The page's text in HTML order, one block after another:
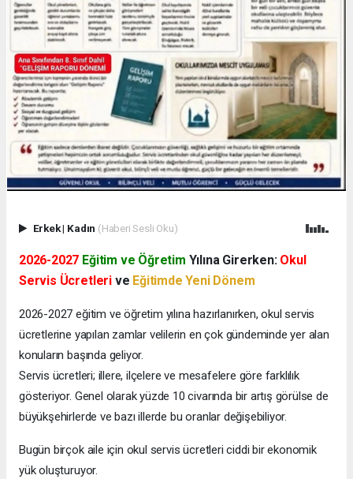
Erkek| Kadın (Haberi Sesli Oku)
2026-2027 Eğitim ve Öğretim Yılına Girerken: Okul
Servis Ücretleri ve Eğitimde Yeni Dönem
2026-2027 eğitim ve öğretim yılına hazırlanırken, okul servis
ücretlerine yapılan zamlar velilerin en çok gündeminde yer alan
konuların başında geliyor.
Servis ücretleri; illere, ilçelere ve mesafelere göre farklılık
gösteriyor. Genel olarak yüzde 10 civarında bir artış görülse de
büyükşehirlerde ve bazı illerde bu oranlar değişebiliyor.
Bugün birçok aile için okul servis ücretleri ciddi bir ekonomik
yük oluşturuyor.